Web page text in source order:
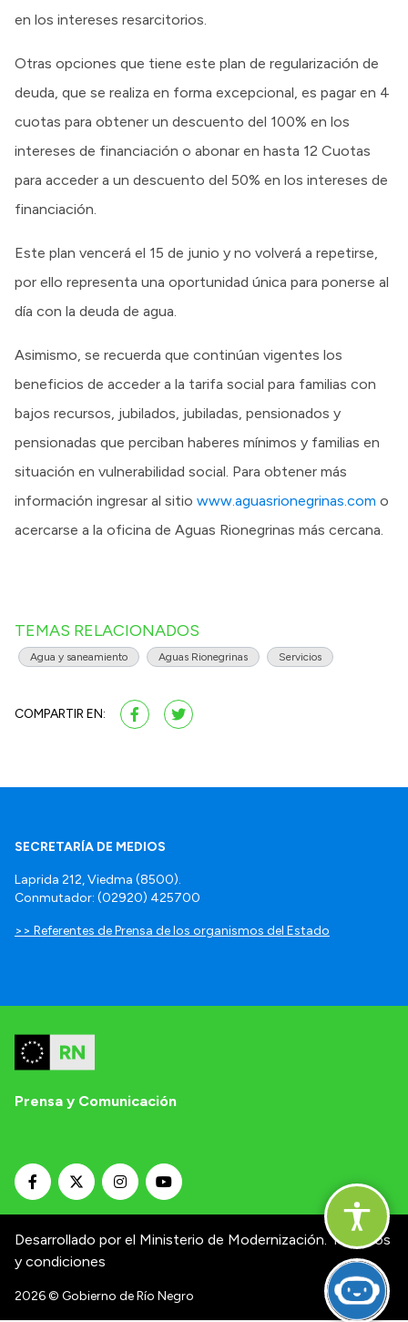
en los intereses resarcitorios.
Otras opciones que tiene este plan de regularización de
deuda, que se realiza en forma excepcional, es pagar en 4
cuotas para obtener un descuento del 100% en los
intereses de financiación o abonar en hasta 12 Cuotas
para acceder a un descuento del 50% en los intereses de
financiación.
Este plan vencerá el 15 de junio y no volverá a repetirse,
por ello representa una oportunidad única para ponerse al
día con la deuda de agua.
Asimismo, se recuerda que continúan vigentes los
beneficios de acceder a la tarifa social para familias con
bajos recursos, jubilados, jubiladas, pensionados y
pensionadas que perciban haberes mínimos y familias en
situación en vulnerabilidad social. Para obtener más
información ingresar al sitio www.aguasrionegrinas.com o
acercarse a la oficina de Aguas Rionegrinas más cercana.
TEMAS RELACIONADOS
Agua y saneamiento Aguas Rionegrinas Servicios
COMPARTIR EN:
SECRETARÍA DE MEDIOS
Laprida 212, Viedma (8500).
Conmutador: (02920) 425700
>> Referentes de Prensa de los organismos del Estado
Prensa y Comunicación
Desarrollado por el Ministerio de Modernización. Términos
y condiciones
2026© Gobierno de Río Negro